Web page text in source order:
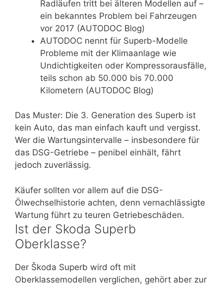
Radläufen tritt bei älteren Modellen auf –
ein bekanntes Problem bei Fahrzeugen
vor 2017 (AUTODOC Blog)
AUTODOC nennt für Superb-Modelle
Probleme mit der Klimaanlage wie
Undichtigkeiten oder Kompressorausfälle,
teils schon ab 50.000 bis 70.000
Kilometern (AUTODOC Blog)
Das Muster: Die 3. Generation des Superb ist
kein Auto, das man einfach kauft und vergisst.
Wer die Wartungsintervalle – insbesondere für
das DSG-Getriebe – penibel einhält, fährt
jedoch zuverlässig.
Käufer sollten vor allem auf die DSG-
Ölwechselhistorie achten, denn vernachlässigte
Wartung führt zu teuren Getriebeschäden.
Ist der Skoda Superb
Oberklasse?
Der Škoda Superb wird oft mit
Oberklassemodellen verglichen, gehört aber zur